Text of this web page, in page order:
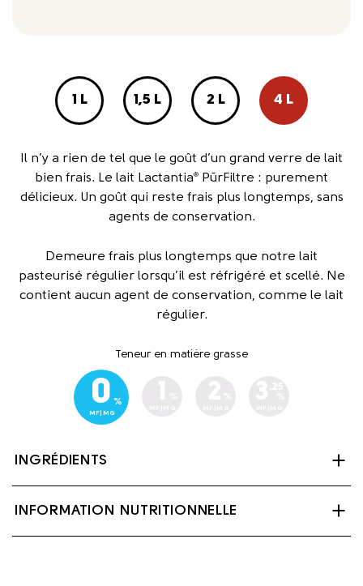
1 L 1,5 L 2 L 4 L
Il n’y a rien de tel que le goût d’un grand verre de lait
bien frais. Le lait Lactantia®
PūrFiltre : purement
délicieux. Un goût qui reste frais plus longtemps, sans
agents de conservation.
Demeure frais plus longtemps que notre lait
pasteurisé régulier lorsqu’il est réfrigéré et scellé. Ne
contient aucun agent de conservation, comme le lait
régulier.
Teneur en matière grasse
0 %
MF|MG
INGRÉDIENTS
Lait écréme, palmitate de vitamine A et vitamine D3.
INFORMATION NUTRITIONNELLE